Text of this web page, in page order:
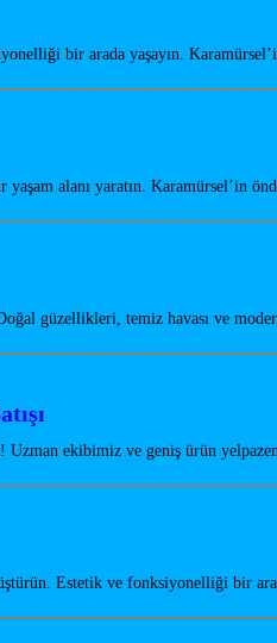
bir arada yaşayın.
alanı yaratın. Karamürsel’in
güzellikleri, temiz havası ve
Uzman ekibimiz ve geniş ürün
Estetik ve fonksiyonelliği bir